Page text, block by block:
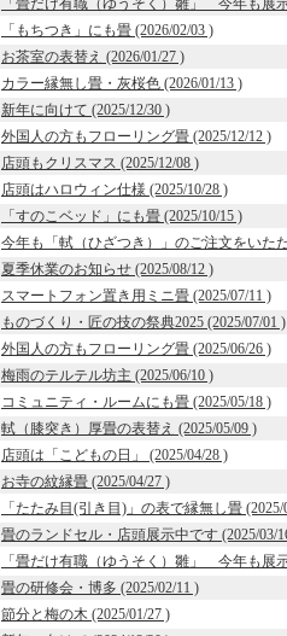
「畳だけ有職（ゆうそく）雛」 今年も展
「もちつき」にも畳 (2026/02/03 )
お茶室の表替え (2026/01/27 )
カラー縁無し畳・灰桜色 (2026/01/13 )
新年に向けて (2025/12/30 )
外国人の方もフローリング畳 (2025/12/12 )
店頭もクリスマス (2025/12/08 )
店頭はハロウィン仕様 (2025/10/28 )
「すのこベッド」にも畳 (2025/10/15 )
今年も「軾（ひざつき）」のご注文をいた
夏季休業のお知らせ (2025/08/12 )
スマートフォン置き用ミニ畳 (2025/07/11 )
ものづくり・匠の技の祭典2025 (2025/07/01 )
外国人の方もフローリング畳 (2025/06/26 )
梅雨のテルテル坊主 (2025/06/10 )
コミュニティ・ルームにも畳 (2025/05/18 )
軾（膝突き）厚畳の表替え (2025/05/09 )
店頭は「こどもの日」 (2025/04/28 )
お寺の紋縁畳 (2025/04/27 )
「たたみ目(引き目)」の表で縁無し畳 (2025/
畳のランドセル・店頭展示中です (2025/03/
「畳だけ有職（ゆうそく）雛」 今年も展
畳の研修会・博多 (2025/02/11 )
節分と梅の木 (2025/01/27 )